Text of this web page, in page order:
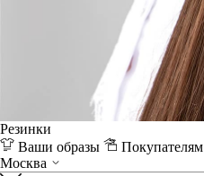
Резинки
Ваши образы
Покупателям
Москва